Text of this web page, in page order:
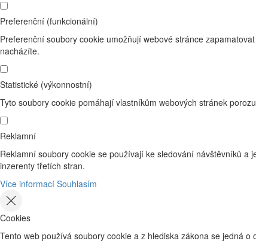
Preferenční (funkcionální)
Preferenční soubory cookie umožňují webové stránce
nacházíte.
Statistické (výkonnostní)
Tyto soubory cookie pomáhají vlastníkům webových stránek
Reklamní
Reklamní soubory cookie se používají ke sledování návštěvníků
inzerenty třetích stran.
Více informací Souhlasím
Cookies
Tento web používá soubory cookie a z hlediska zákona se jedná